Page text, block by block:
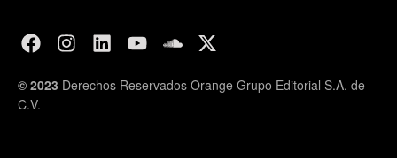
© 2023 Derechos Reservados Orange Grupo Editorial S.A. de
C.V.